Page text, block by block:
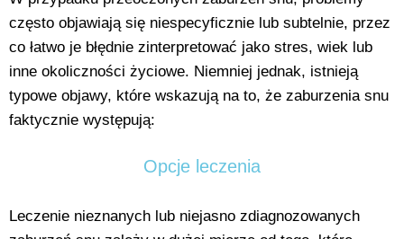
często objawiają się niespecyficznie lub subtelnie, przez
co łatwo je błędnie zinterpretować jako stres, wiek lub
inne okoliczności życiowe. Niemniej jednak, istnieją
typowe objawy, które wskazują na to, że zaburzenia snu
faktycznie występują:
Opcje leczenia
Leczenie nieznanych lub niejasno zdiagnozowanych